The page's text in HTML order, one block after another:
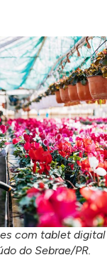
com tablet digital
do Sebrae/PR.